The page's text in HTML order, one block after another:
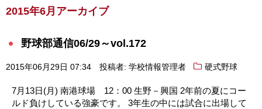
2015年6月アーカイブ
野球部通信06/29～vol.172
2015年06月29日 07:34 投稿者: 学校情報管理者 硬式野球
7月13日(月) 南港球場 12：00 生野－興国 2年前の夏にコー
ルド負けしている強豪です。 3年生の中には試合に出場して